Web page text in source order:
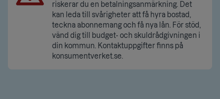
riskerar du en betalningsanmärkning. Det
kan leda till svårigheter att få hyra bostad,
teckna abonnemang och få nya lån. För stöd,
vänd dig till budget- och skuldrådgivningen i
din kommun. Kontaktuppgifter finns på
konsumentverket.se.